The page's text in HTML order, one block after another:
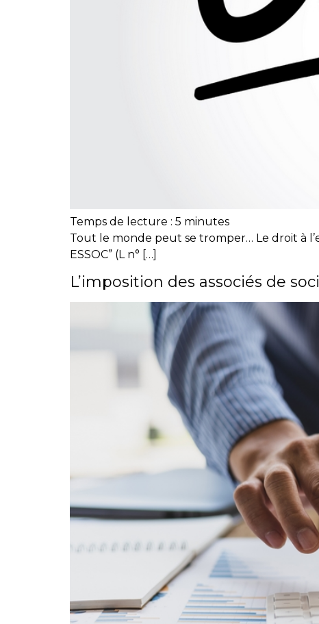
Temps de lecture : 5 minutes
Tout le monde peut se tromper… Le droit à
ESSOC” (L n° […]
L’imposition des associés de